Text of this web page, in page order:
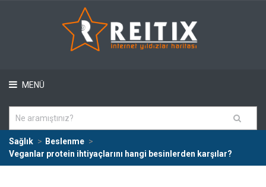
MENÜ
Sağlık
Beslenme
Veganlar protein ihtiyaçlarını hangi besinlerden karşılar?